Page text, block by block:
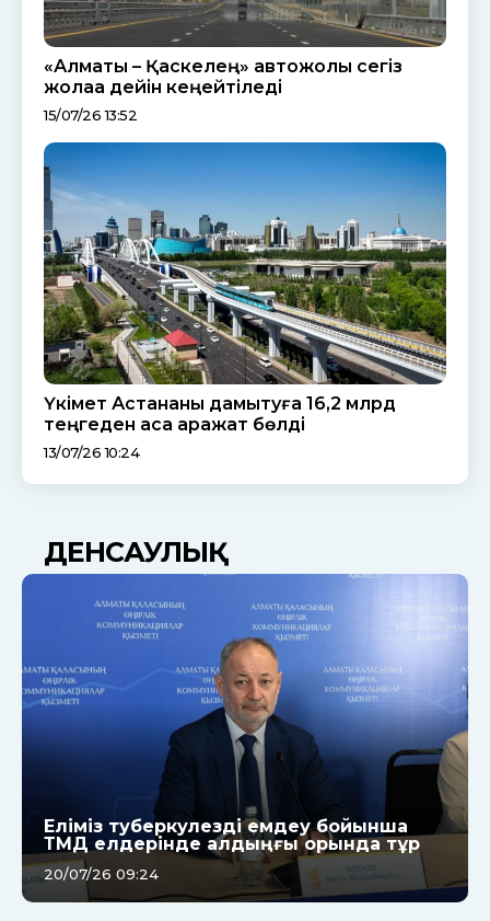
«Алматы – Қаскелең» автожолы сегіз
жолаққа дейін кеңейтіледі
15/07/26 13:52
Үкімет Астананы дамытуға 16,2 млрд
теңгеден аса қаражат бөлді
13/07/26 10:24
ДЕНСАУЛЫҚ
Еліміз туберкулезді емдеу бойынша
ТМД елдерінде алдыңғы орында тұр
20/07/26 09:24